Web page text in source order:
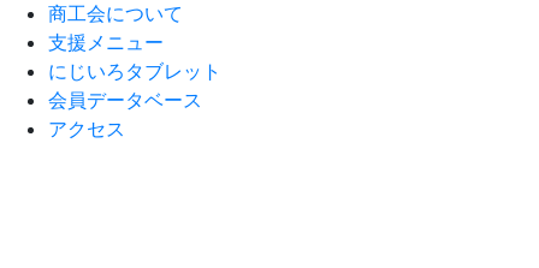
商工会について
支援メニュー
にじいろタブレット
会員データベース
アクセス